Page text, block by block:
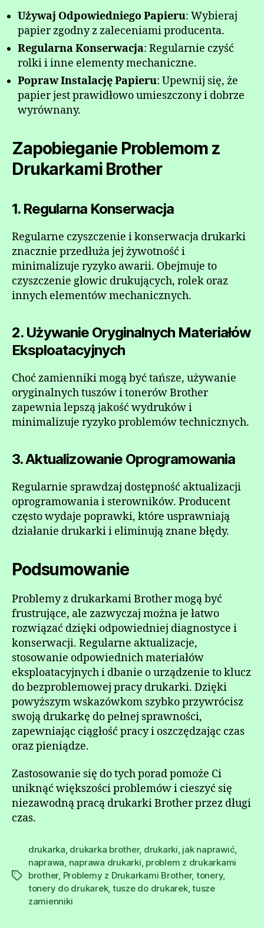
Używaj Odpowiedniego Papieru: Wybieraj
papier zgodny z zaleceniami producenta.
Regularna Konserwacja: Regularnie czyść
rolki i inne elementy mechaniczne.
Popraw Instalację Papieru: Upewnij się, że
papier jest prawidłowo umieszczony i dobrze
wyrównany.
Zapobieganie Problemom z
Drukarkami Brother
1. Regularna Konserwacja
Regularne czyszczenie i konserwacja drukarki
znacznie przedłuża jej żywotność i
minimalizuje ryzyko awarii. Obejmuje to
czyszczenie głowic drukujących, rolek oraz
innych elementów mechanicznych.
2. Używanie Oryginalnych Materiałów
Eksploatacyjnych
Choć zamienniki mogą być tańsze, używanie
oryginalnych tuszów i tonerów Brother
zapewnia lepszą jakość wydruków i
minimalizuje ryzyko problemów technicznych.
3. Aktualizowanie Oprogramowania
Regularnie sprawdzaj dostępność aktualizacji
oprogramowania i sterowników. Producent
często wydaje poprawki, które usprawniają
działanie drukarki i eliminują znane błędy.
Podsumowanie
Problemy z drukarkami Brother mogą być
frustrujące, ale zazwyczaj można je łatwo
rozwiązać dzięki odpowiedniej diagnostyce i
konserwacji. Regularne aktualizacje,
stosowanie odpowiednich materiałów
eksploatacyjnych i dbanie o urządzenie to klucz
do bezproblemowej pracy drukarki. Dzięki
powyższym wskazówkom szybko przywrócisz
swoją drukarkę do pełnej sprawności,
zapewniając ciągłość pracy i oszczędzając czas
oraz pieniądze.
Zastosowanie się do tych porad pomoże Ci
uniknąć większości problemów i cieszyć się
niezawodną pracą drukarki Brother przez długi
czas.
Tagi
drukarka, drukarka brother, drukarki, jak naprawić,
naprawa, naprawa drukarki, problem z drukarkami
brother, Problemy z Drukarkami Brother, tonery,
tonery do drukarek, tusze do drukarek,tusze
zamienniki